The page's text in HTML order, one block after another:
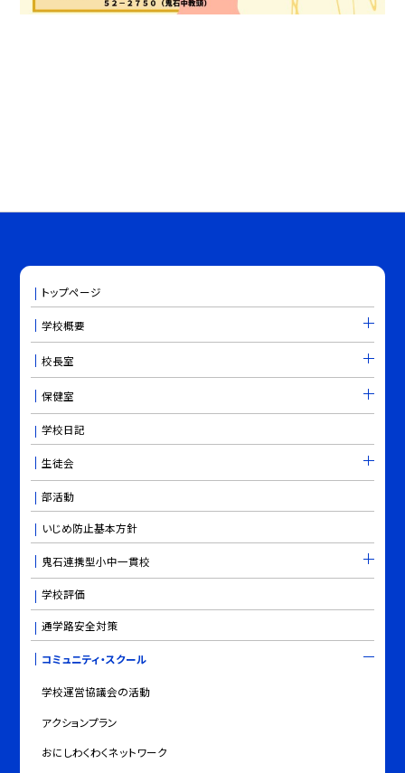
トップページ
学校概要
校長室
保健室
学校日記
生徒会
部活動
いじめ防止基本方針
鬼石連携型小中一貫校
学校評価
通学路安全対策
コミュニティ・スクール
学校運営協議会の活動
アクションプラン
おにしわくわくネットワーク